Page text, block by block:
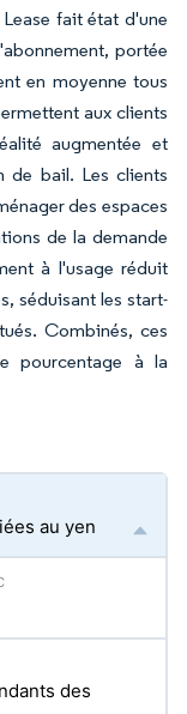
fait état d'une
portée
en moyenne tous
aux clients
augmentée et
de bail. Les clients
des espaces
de la demande
à l'usage réduit
séduisant les start-
Combinés, ces
pourcentage à la
au yen
des